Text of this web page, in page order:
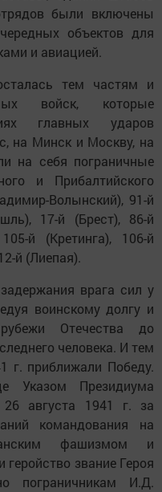
были включены
объектов для
и авиацией.
тем частям и
войск, которые
главных ударов
на Минск и Москву, на
на себя пограничные
и Прибалтийского
Волынский), 91-й
17-й (Брест), 86-й
й (Кретинга), 106-й
й (Лиепая).
врага сил у
воинскому долгу и
Отечества до
человека. И тем
приближали Победу.
Указом Президиума
августа 1941 г. за
командования на
фашизмом и
звание Героя
пограничникам И.Д.